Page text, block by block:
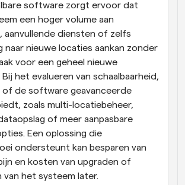
software zorgt ervoor dat
een hoger volume aan
aanvullende diensten of zelfs
naar nieuwe locaties aankan zonder
voor een geheel nieuwe
het evalueren van schaalbaarheid,
of de software geavanceerde
zoals multi-locatiebeheer,
of meer aanpasbare
Een oplossing die
ondersteunt kan besparen van
en kosten van upgraden of
van het systeem later.